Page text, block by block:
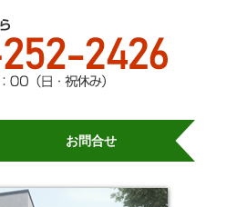
お問合せ